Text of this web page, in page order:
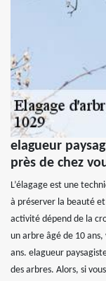
elagueur
près de chez
L’élagage est une
à préserver la beauté
activité dépend de la
un arbre âgé de 10 ans,
ans. elagueur
des arbres. Alors, si